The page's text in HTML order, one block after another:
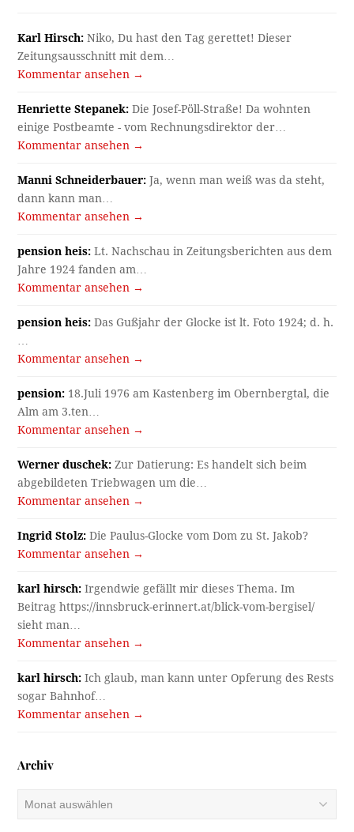
Karl Hirsch: Niko, Du hast den Tag gerettet! Dieser
Zeitungsausschnitt mit dem…
Kommentar ansehen →
Henriette Stepanek: Die Josef-Pöll-Straße! Da wohnten
einige Postbeamte - vom Rechnungsdirektor der…
Kommentar ansehen →
Manni Schneiderbauer: Ja, wenn man weiß was da steht,
dann kann man…
Kommentar ansehen →
pension heis: Lt. Nachschau in Zeitungsberichten aus dem
Jahre 1924 fanden am…
Kommentar ansehen →
pension heis: Das Gußjahr der Glocke ist lt. Foto 1924; d. h.
Kommentar ansehen →
pension: 18.Juli 1976 am Kastenberg im Obernbergtal, die
Alm am 3.ten…
Kommentar ansehen →
Werner duschek: Zur Datierung: Es handelt sich beim
abgebildeten Triebwagen um die…
Kommentar ansehen →
Ingrid Stolz: Die Paulus-Glocke vom Dom zu St. Jakob?
Kommentar ansehen →
karl hirsch: Irgendwie gefällt mir dieses Thema. Im
Beitrag https://innsbruck-erinnert.at/blick-vom-bergisel/
sieht man…
Kommentar ansehen →
karl hirsch: Ich glaub, man kann unter Opferung des Rests
sogar Bahnhof…
Kommentar ansehen →
Archiv